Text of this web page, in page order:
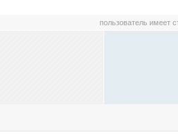
пользователь имеет